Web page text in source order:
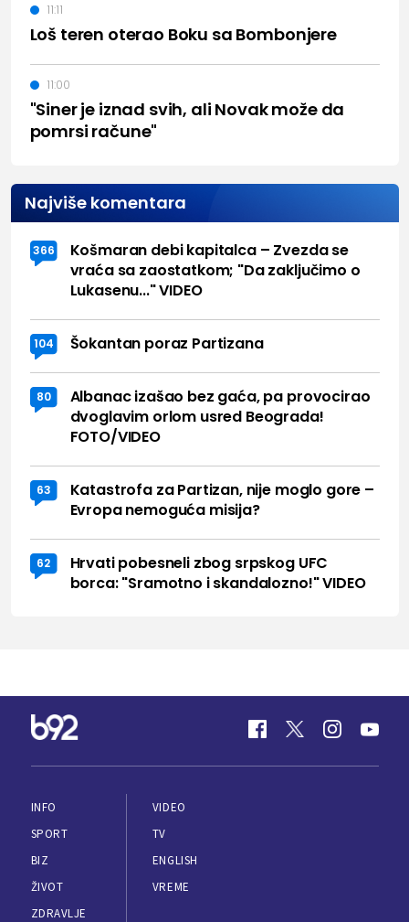
Loš teren oterao Boku sa Bombonjere
11:11
"Siner je iznad svih, ali Novak može da
pomrsi račune"
11:00
Najviše komentara
366
Košmaran debi kapitalca – Zvezda se
vraća sa zaostatkom; "Da zaključimo o
Lukasenu..." VIDEO
104 Šokantan poraz Partizana
80
Albanac izašao bez gaća, pa provocirao
dvoglavim orlom usred Beograda!
FOTO/VIDEO
63
Katastrofa za Partizan, nije moglo gore –
Evropa nemoguća misija?
62
Hrvati pobesneli zbog srpskog UFC
borca: "Sramotno i skandalozno!" VIDEO
INFO
SPORT
BIZ
ŽIVOT
ZDRAVLJE
VIDEO
TV
ENGLISH
VREME